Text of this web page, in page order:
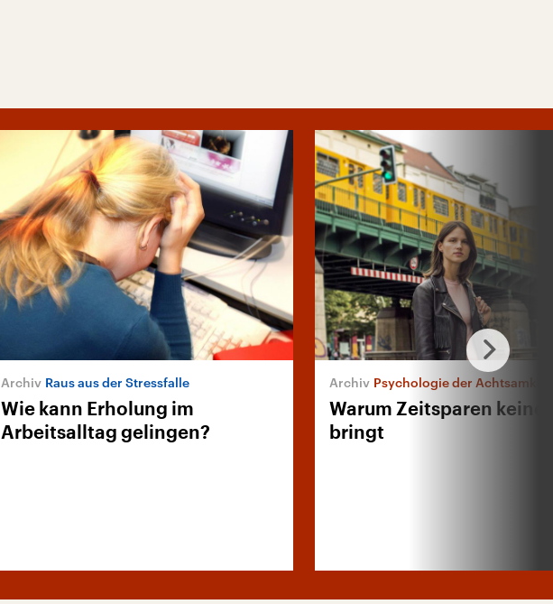
Raus aus der Stressfalle
Wie kann Erholung im
Arbeitsalltag gelingen?
Psychologie der Achtsamkeit
Warum Zeitsparen keine
bringt